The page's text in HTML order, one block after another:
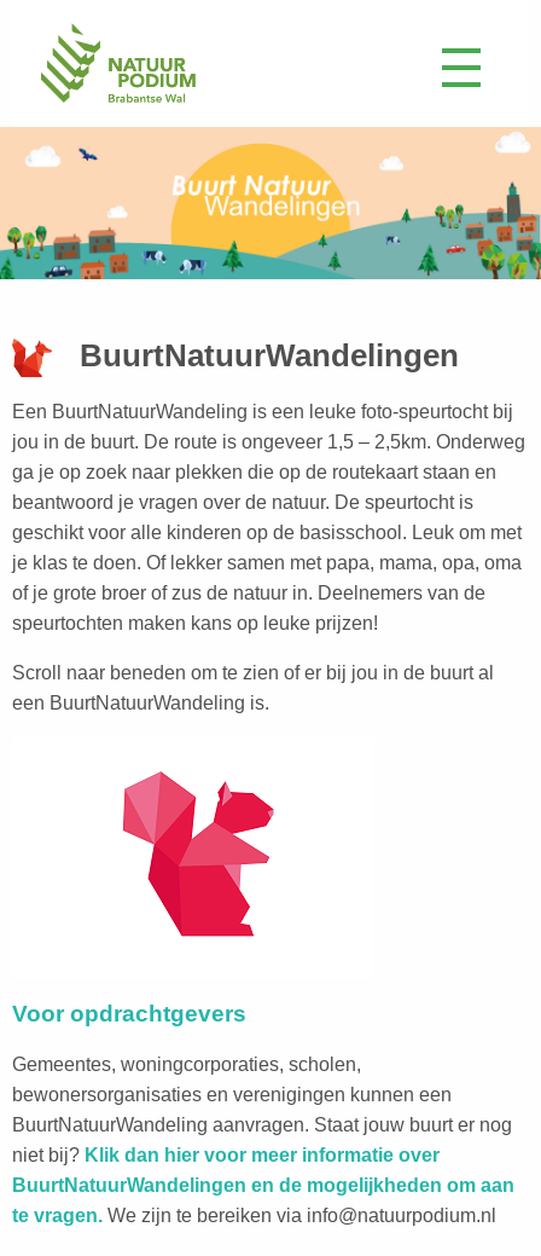
BuurtNatuurWandelingen
Een BuurtNatuurWandeling is een leuke foto-speurtocht bij
jou in de buurt. De route is ongeveer 1,5 – 2,5km. Onderweg
ga je op zoek naar plekken die op de routekaart staan en
beantwoord je vragen over de natuur. De speurtocht is
geschikt voor alle kinderen op de basisschool. Leuk om met
je klas te doen. Of lekker samen met papa, mama, opa, oma
of je grote broer of zus de natuur in. Deelnemers van de
speurtochten maken kans op leuke prijzen!
Scroll naar beneden om te zien of er bij jou in de buurt al
een BuurtNatuurWandeling is.
Voor opdrachtgevers
Gemeentes, woningcorporaties, scholen,
bewonersorganisaties en verenigingen kunnen een
BuurtNatuurWandeling aanvragen. Staat jouw buurt er nog
niet bij? Klik dan hier voor meer informatie over
BuurtNatuurWandelingen en de mogelijkheden om aan
te vragen. We zijn te bereiken via info@natuurpodium.nl